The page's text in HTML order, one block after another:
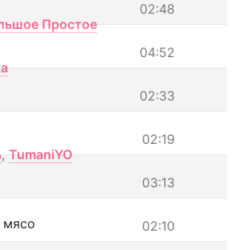
02:48
Простое
04:52
02:33
02:19
, TumaniYO
03:13
02:10